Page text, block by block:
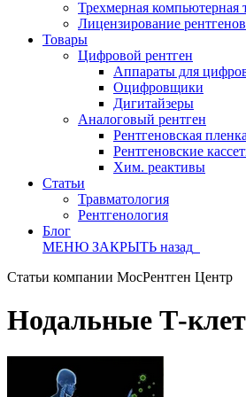
Трехмерная компьютерная
Лицензирование
Товары
Цифровой рентген
Аппараты для
Оцифровщики
Дигитайзеры
Аналоговый рентген
Рентгеновская пленка
Рентгеновские
Хим. реактивы
Статьи
Травматология
Рентгенология
Блог
МЕНЮ ЗАКРЫТЬ назад
Статьи компании МосРентген Центр
Нодальные Т-